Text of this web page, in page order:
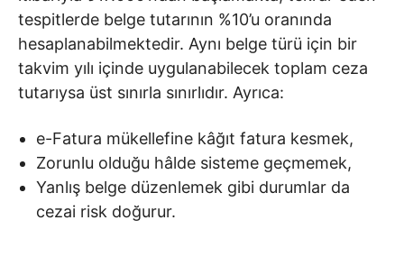
tespitlerde belge tutarının %10’u oranında
hesaplanabilmektedir. Aynı belge türü için bir
takvim yılı içinde uygulanabilecek toplam ceza
tutarıysa üst sınırla sınırlıdır. Ayrıca:
e-Fatura mükellefine kâğıt fatura kesmek,
Zorunlu olduğu hâlde sisteme geçmemek,
Yanlış belge düzenlemek gibi durumlar da
cezai risk doğurur.